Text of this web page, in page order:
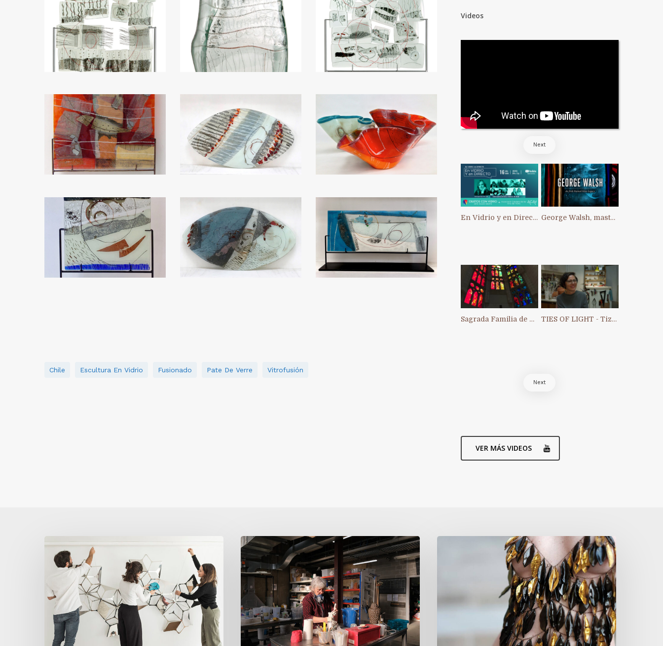
Chile Escultura En Vidrio Fusionado Pate De Verre Vitrofusión
Videos
Next
En Vidrio y en Directo: primer Intercambio Artístico Interno de ACAV George Walsh, master of stained glass in Ireland
Sagrada Familia de Barcelona TIES OF LIGHT - Tiziana Chiara
Next
VER MÁS VIDEOS